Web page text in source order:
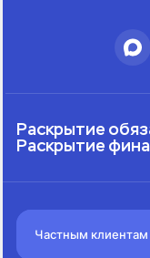
Раскрытие
Раскрытие
Частным клиентам